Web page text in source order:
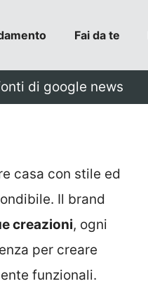
Fai da te
di google news
casa con stile ed
Il brand
creazioni, ogni
per creare
funzionali.